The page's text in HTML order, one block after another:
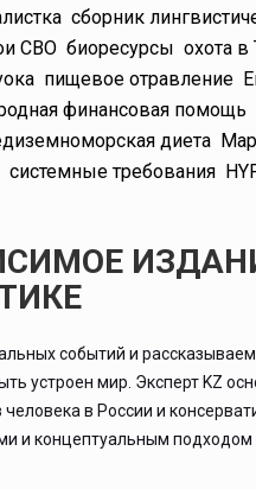
сборник
СВО биоресурсы охота в
пищевое отравление
финансовая помощь
диета
системные требования
событий и
устроен мир. Эксперт KZ
в России и
и концептуальным подходом